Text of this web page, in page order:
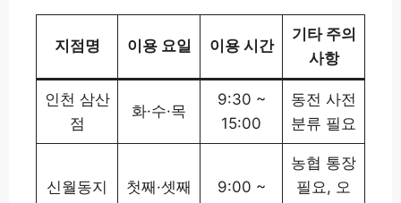
지점명 이용 요일 이용 시간
기타 주의
사항
인천 삼산
점
화·수·목
9:30 ~
15:00
동전 사전
분류 필요
신월동지
첫째·셋째
9:00 ~
농협 통장
필요, 오